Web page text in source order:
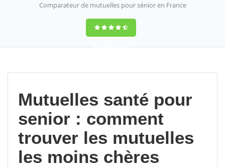
Comparateur de mutuelles pour sénior en France
9,2(100%)452
Mutuelles santé pour
senior : comment
trouver les mutuelles
les moins chères